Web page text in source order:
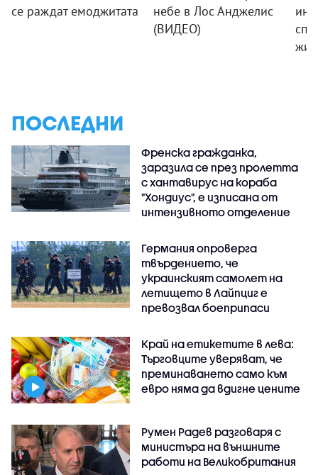
се раждат емоджитата
небе в Лос Анджелис
(ВИДЕО)
ПОСЛЕДНИ
Френска гражданка,
заразила се през пролетта
с хантавирус на кораба
"Хондиус", е изписана от
интензивното отделение
Германия опроверга
твърдението, че
украинският самолет на
летището в Лайпциг е
превозвал боеприпаси
Край на етикетите в лева:
Търговците уверяват, че
преминаването само към
евро няма да вдигне цените
Румен Радев разговаря с
министъра на външните
работи на Великобритания